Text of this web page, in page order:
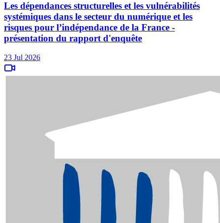
Les dépendances structurelles et les vulnérabilités
systémiques dans le secteur du numérique et les
risques pour l’indépendance de la France -
présentation du rapport d'enquête
23 Jul 2026